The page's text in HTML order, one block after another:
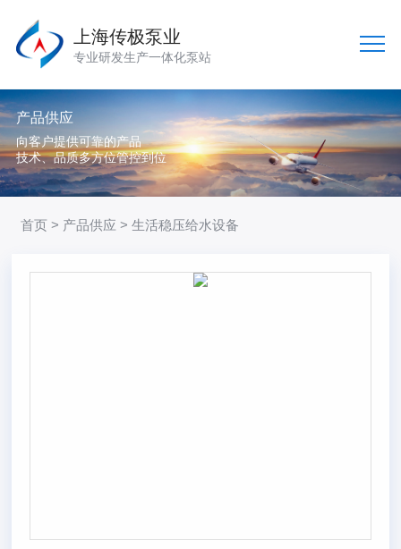
上海传极泵业
专业研发生产一体化泵站
产品供应
向客户提供可靠的产品
技术、品质多方位管控到位
首页 > 产品供应 > 生活稳压给水设备